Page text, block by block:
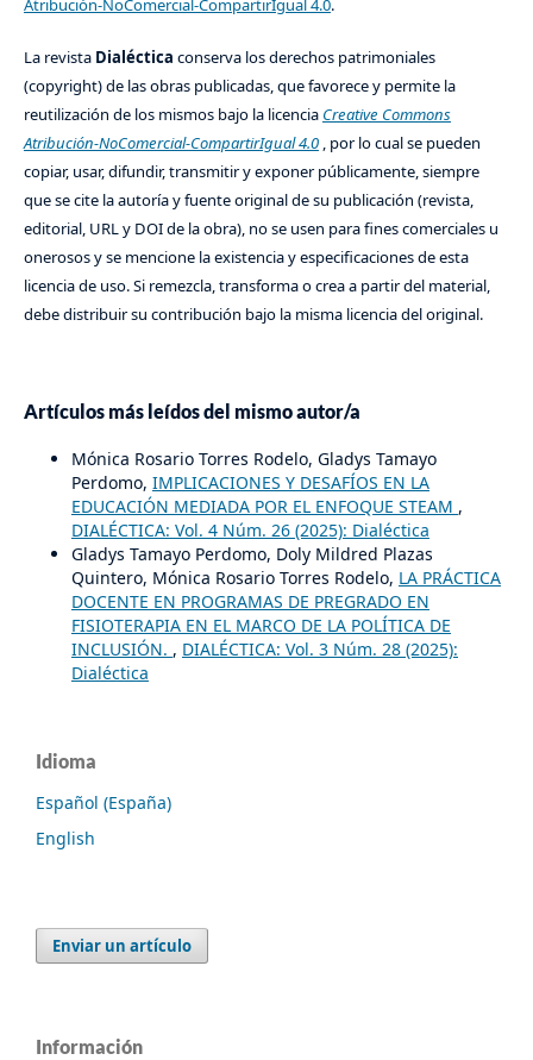
Atribución-NoComercial-CompartirIgual 4.0.
La revista Dialéctica conserva los derechos patrimoniales
(copyright) de las obras publicadas, que favorece y permite la
reutilización de los mismos bajo la licencia Creative Commons
Atribución-NoComercial-CompartirIgual 4.0, por lo cual se pueden
copiar, usar, difundir, transmitir y exponer públicamente, siempre
que se cite la autoría y fuente original de su publicación (revista,
editorial, URL y DOI de la obra), no se usen para fines comerciales u
onerosos y se mencione la existencia y especificaciones de esta
licencia de uso. Si remezcla, transforma o crea a partir del material,
debe distribuir su contribución bajo la misma licencia del original.
Artículos más leídos del mismo autor/a
Mónica Rosario Torres Rodelo, Gladys Tamayo
Perdomo, IMPLICACIONES Y DESAFÍOS EN LA
EDUCACIÓN MEDIADA POR EL ENFOQUE STEAM ,
DIALÉCTICA: Vol. 4 Núm. 26 (2025): Dialéctica
Gladys Tamayo Perdomo, Doly Mildred Plazas
Quintero, Mónica Rosario Torres Rodelo, LA PRÁCTICA
DOCENTE EN PROGRAMAS DE PREGRADO EN
FISIOTERAPIA EN EL MARCO DE LA POLÍTICA DE
INCLUSIÓN. , DIALÉCTICA: Vol. 3 Núm. 28 (2025):
Dialéctica
Idioma
Español (España)
English
Enviar un artículo
Información